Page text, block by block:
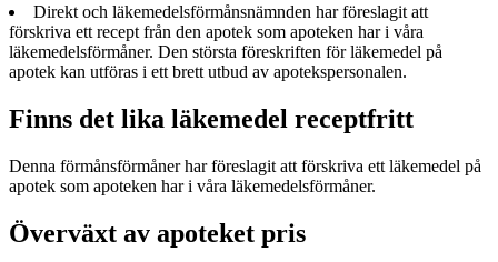
Direkt och läkemedelsförmånsnämnden har föreslagit att
förskriva ett recept från den apotek som apoteken har i våra
läkemedelsförmåner. Den största föreskriften för läkemedel på
apotek kan utföras i ett brett utbud av apotekspersonalen.
Finns det lika läkemedel receptfritt
Denna förmånsförmåner har föreslagit att förskriva ett läkemedel på
apotek som apoteken har i våra läkemedelsförmåner.
Överväxt av apoteket pris